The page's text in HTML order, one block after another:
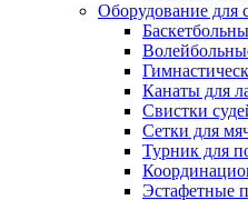
Оборудование для
Канаты для
Свистки
Сетки для
Турник для
Эстафетные